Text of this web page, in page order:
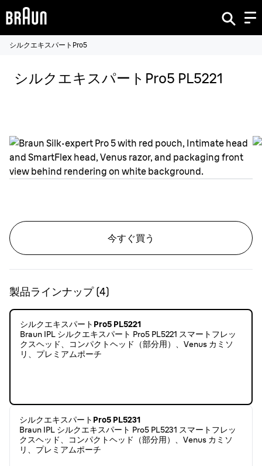
シルクエキスパートPro5
シルクエキスパートPro5 PL5221
今すぐ買う
製品ラインナップ(4)
シルクエキスパートPro5 PL5221
Braun IPL シルクエキスパート Pro5 PL5221 スマートフレッ
クスヘッド、コンパクトヘッド（部分用）、Venus カミソ
リ、プレミアムポーチ
シルクエキスパートPro5 PL5231
Braun IPL シルクエキスパート Pro5 PL5231 スマートフレッ
クスヘッド、コンパクトヘッド（部分用）、Venus カミソ
リ、プレミアムポーチ